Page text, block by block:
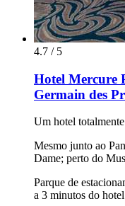
4.7 / 5
Hotel Mercure
Germain des
Um hotel
Mesmo junto ao
Dame; perto do
Parque de
a 3 minutos do hotel